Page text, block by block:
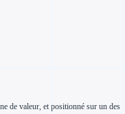
de valeur, et positionné sur un des